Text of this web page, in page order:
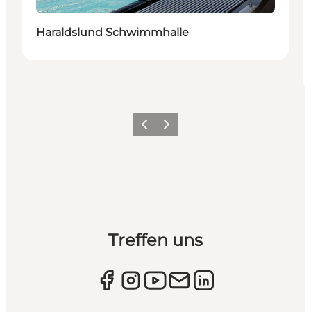
Haraldslund Schwimmhalle
ZurückWeiter
Treffen uns